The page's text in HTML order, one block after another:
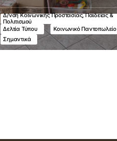
Δ/νση Κοινωνικής Προστασίας, Παιδείας &
Πολιτισμού
Δελτία Τύπου
Κοινωνικό Παντοπωλείο
Σημαντικά